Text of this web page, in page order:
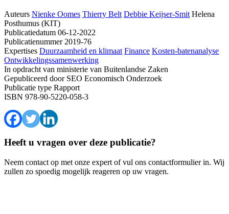
Auteurs Nienke Oomes Thierry Belt Debbie Keijser-Smit Helena
Posthumus (KIT)
Publicatiedatum 06-12-2022
Publicatienummer2019-76
Expertises Duurzaamheid en klimaat Finance Kosten-batenanalyse
Ontwikkelingssamenwerking
In opdracht van ministerie van Buitenlandse Zaken
Gepubliceerd doorSEO Economisch Onderzoek
Publicatie type Rapport
ISBN 978-90-5220-058-3
Heeft u vragen over deze publicatie?
Neem contact op met onze expert of vul ons contactformulier in. Wij
zullen zo spoedig mogelijk reageren op uw vragen.